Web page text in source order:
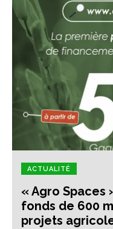
ACTUALITÉ
« Agro Spaces
fonds de 600
projets